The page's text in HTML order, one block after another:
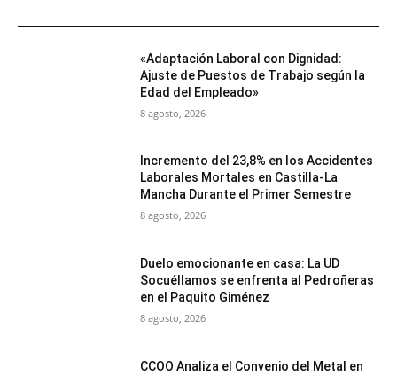
«Adaptación Laboral con Dignidad:
Ajuste de Puestos de Trabajo según la
Edad del Empleado»
8 agosto, 2026
Incremento del 23,8% en los Accidentes
Laborales Mortales en Castilla-La
Mancha Durante el Primer Semestre
8 agosto, 2026
Duelo emocionante en casa: La UD
Socuéllamos se enfrenta al Pedroñeras
en el Paquito Giménez
8 agosto, 2026
CCOO Analiza el Convenio del Metal en